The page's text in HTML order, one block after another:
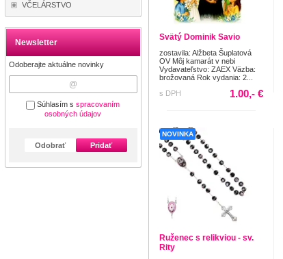
VČELÁRSTVO
Newsletter
Odoberajte aktuálne novinky
Súhlasím sspracovaním
osobných údajov
Odobrať Pridať
Svätý Dominik Savio
zostavila: Alžbeta Šuplatová
OV Môj kamarát v nebi
Vydavateľstvo: ZAEX Väzba:
brožovaná Rok vydania: 2...
s DPH
1.00,- €
NOVINKA
Ruženec s relikviou - sv.
Rity